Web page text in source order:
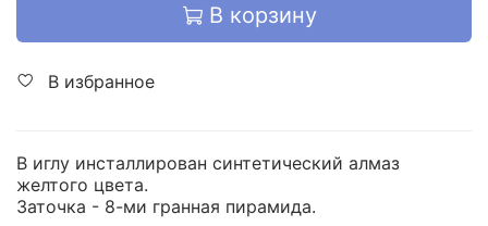
В корзину
В избранное
В иглу инсталлирован синтетический алмаз
желтого цвета.
Заточка - 8-ми гранная пирамида.